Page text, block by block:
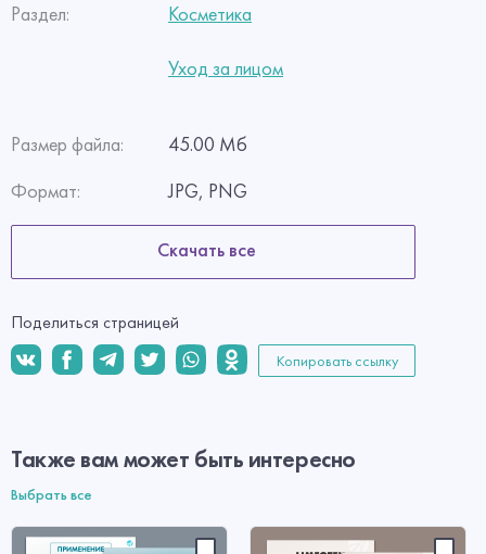
Раздел:
Косметика
Уход за лицом
Размер файла:
45.00 Мб
Формат:
JPG, PNG
Скачать все
Поделиться страницей
Копировать ссылку
Также вам может быть интересно
Выбрать все